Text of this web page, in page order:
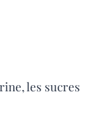
les sucres